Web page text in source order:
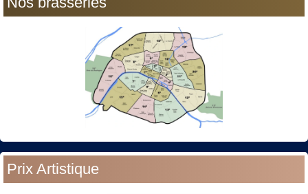
Prix Artistique